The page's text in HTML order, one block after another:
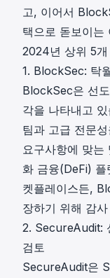
고, 이어서
택으로 돋보이는
2024년 상위 5
1. BlockSec: 탁
BlockSec은 선
각을 나타내고
팀과 고급 전문
요구사항에 맞는
화 금융(DeFi)
켓플레이스든,
장하기 위해 감
2. SecureAudit:
검토
SecureAudit은